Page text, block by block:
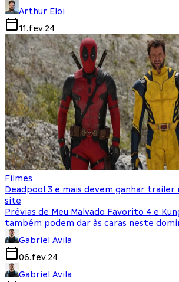
Arthur Eloi
11.fev.24
Filmes
Deadpool 3 e mais devem ganhar trailer
site
Prévias de Meu Malvado Favorito 4 e
também podem dar às caras neste
Gabriel Avila
06.fev.24
Gabriel Avila